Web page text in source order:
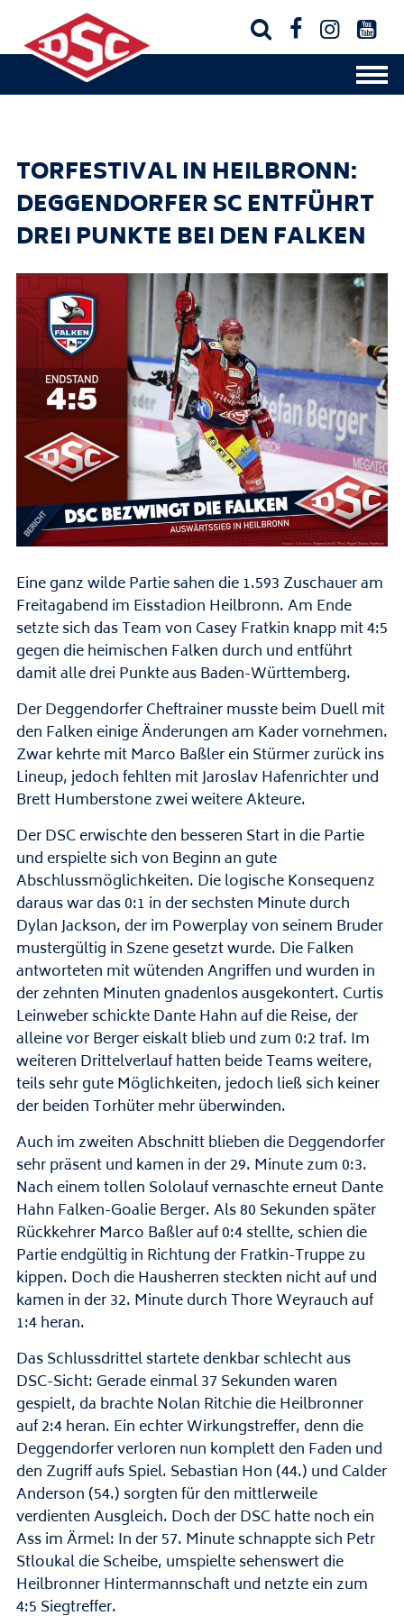
   
TORFESTIVAL IN HEILBRONN:
DEGGENDORFER SC ENTFÜHRT
DREI PUNKTE BEI DEN FALKEN
Eine ganz wilde Partie sahen die 1.593 Zuschauer am
Freitagabend im Eisstadion Heilbronn. Am Ende
setzte sich das Team von Casey Fratkin knapp mit 4:5
gegen die heimischen Falken durch und entführt
damit alle drei Punkte aus Baden-Württemberg.
Der Deggendorfer Cheftrainer musste beim Duell mit
den Falken einige Änderungen am Kader vornehmen.
Zwar kehrte mit Marco Baßler ein Stürmer zurück ins
Lineup, jedoch fehlten mit Jaroslav Hafenrichter und
Brett Humberstone zwei weitere Akteure.
Der DSC erwischte den besseren Start in die Partie
und erspielte sich von Beginn an gute
Abschlussmöglichkeiten. Die logische Konsequenz
daraus war das 0:1 in der sechsten Minute durch
Dylan Jackson, der im Powerplay von seinem Bruder
mustergültig in Szene gesetzt wurde. Die Falken
antworteten mit wütenden Angriffen und wurden in
der zehnten Minuten gnadenlos ausgekontert. Curtis
Leinweber schickte Dante Hahn auf die Reise, der
alleine vor Berger eiskalt blieb und zum 0:2 traf. Im
weiteren Drittelverlauf hatten beide Teams weitere,
teils sehr gute Möglichkeiten, jedoch ließ sich keiner
der beiden Torhüter mehr überwinden.
Auch im zweiten Abschnitt blieben die Deggendorfer
sehr präsent und kamen in der 29. Minute zum 0:3.
Nach einem tollen Sololauf vernaschte erneut Dante
Hahn Falken-Goalie Berger. Als 80 Sekunden später
Rückkehrer Marco Baßler auf 0:4 stellte, schien die
Partie endgültig in Richtung der Fratkin-Truppe zu
kippen. Doch die Hausherren steckten nicht auf und
kamen in der 32. Minute durch Thore Weyrauch auf
1:4 heran.
Das Schlussdrittel startete denkbar schlecht aus
DSC-Sicht: Gerade einmal 37 Sekunden waren
gespielt, da brachte Nolan Ritchie die Heilbronner
auf 2:4 heran. Ein echter Wirkungstreffer, denn die
Deggendorfer verloren nun komplett den Faden und
den Zugriff aufs Spiel. Sebastian Hon (44.) und Calder
Anderson (54.) sorgten für den mittlerweile
verdienten Ausgleich. Doch der DSC hatte noch ein
Ass im Ärmel: In der 57. Minute schnappte sich Petr
Stloukal die Scheibe, umspielte sehenswert die
Heilbronner Hintermannschaft und netzte ein zum
4:5 Siegtreffer.